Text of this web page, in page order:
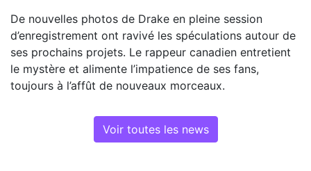
De nouvelles photos de Drake en pleine session
d’enregistrement ont ravivé les spéculations autour de
ses prochains projets. Le rappeur canadien entretient
le mystère et alimente l’impatience de ses fans,
toujours à l’affût de nouveaux morceaux.
Voir toutes les news